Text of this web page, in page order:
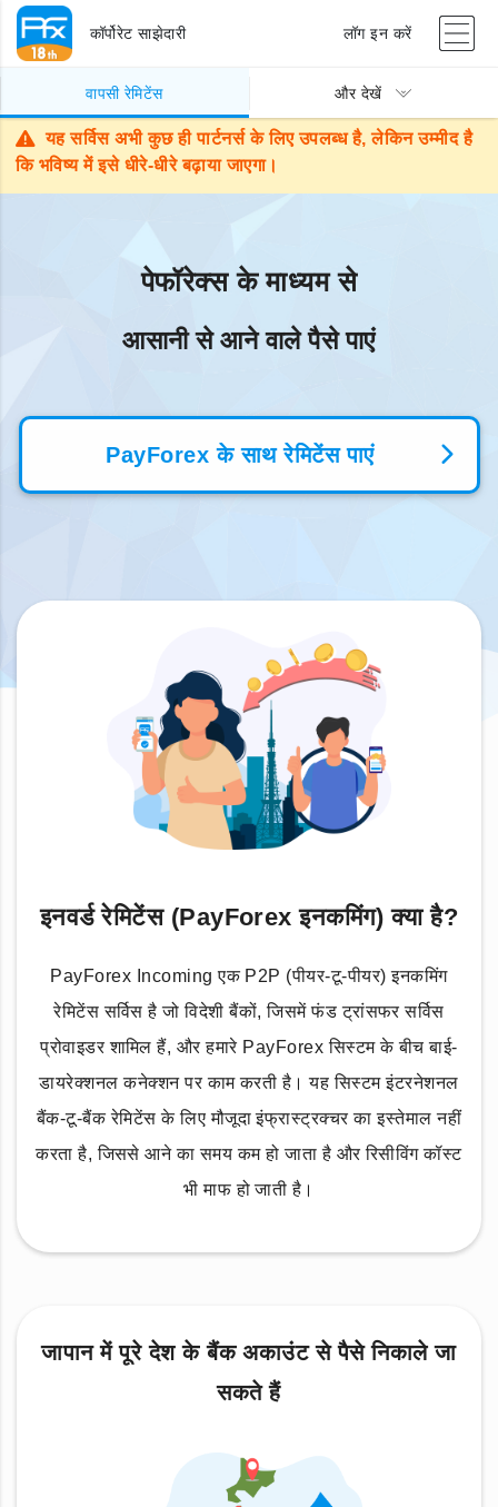
कॉर्पोरेट साझेदारी लॉग इन करें
वापसी रेमिटेंस और देखें
यह सर्विस अभी कुछ ही पार्टनर्स के लिए उपलब्ध है, लेकिन उम्मीद है
कि भविष्य में इसे धीरे-धीरे बढ़ाया जाएगा।
पेफॉरेक्स के माध्यम से
आसानी से आने वाले पैसे पाएं
PayForex के साथ रेमिटेंस पाएं
इनवर्ड रेमिटेंस (PayForex इनकमिंग) क्या है?
PayForex Incoming एक P2P (पीयर-टू-पीयर) इनकमिंग
रेमिटेंस सर्विस है जो विदेशी बैंकों, जिसमें फंड ट्रांसफर सर्विस
प्रोवाइडर शामिल हैं, और हमारे PayForex सिस्टम के बीच बाई-
डायरेक्शनल कनेक्शन पर काम करती है। यह सिस्टम इंटरनेशनल
बैंक-टू-बैंक रेमिटेंस के लिए मौजूदा इंफ्रास्ट्रक्चर का इस्तेमाल नहीं
करता है, जिससे आने का समय कम हो जाता है और रिसीविंग कॉस्ट
भी माफ हो जाती है।
जापान में पूरे देश के बैंक अकाउंट से पैसे निकाले जा
सकते हैं